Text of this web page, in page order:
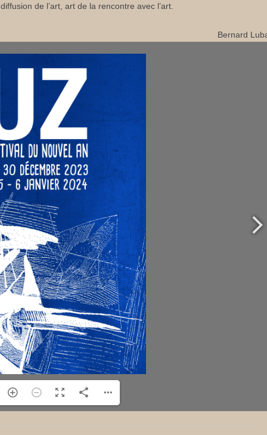
de l’art, art de la rencontre avec l’art.
Bernard